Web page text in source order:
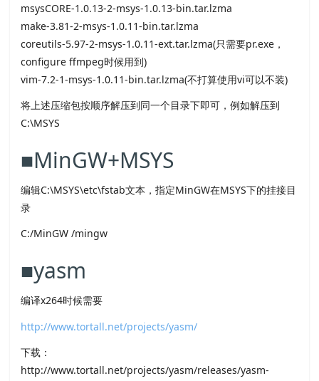
msysCORE-1.0.13-2-msys-1.0.13-bin.tar.lzma
make-3.81-2-msys-1.0.11-bin.tar.lzma
coreutils-5.97-2-msys-1.0.11-ext.tar.lzma(只需要pr.exe，
configure ffmpeg时候用到)
vim-7.2-1-msys-1.0.11-bin.tar.lzma(不打算使用vi可以不装)
将上述压缩包按顺序解压到同一个目录下即可，例如解压到
C:\MSYS
■MinGW+MSYS
编辑C:\MSYS\etc\fstab文本，指定MinGW在MSYS下的挂接目
录
C:/MinGW /mingw
■yasm
编译x264时候需要
http://www.tortall.net/projects/yasm/
下载：
http://www.tortall.net/projects/yasm/releases/yasm-